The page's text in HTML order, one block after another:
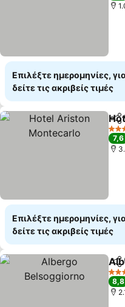
Επιλέξτε ημερομηνίες,
δείτε τις ακριβείς τιμές
3
7,6
Επιλέξτε ημερομηνίες,
δείτε τις ακριβείς τιμές
3
8,8